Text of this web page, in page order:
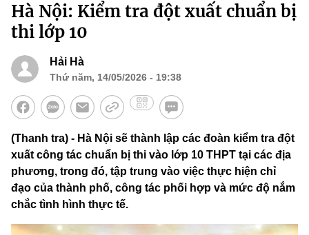
Hà Nội: Kiểm tra đột xuất chuẩn bị
thi lớp 10
Hải Hà
Thứ năm, 14/05/2026 - 19:38
(Thanh tra) - Hà Nội sẽ thành lập các đoàn kiểm tra đột
xuất công tác chuẩn bị thi vào lớp 10 THPT tại các địa
phương, trong đó, tập trung vào việc thực hiện chỉ
đạo của thành phố, công tác phối hợp và mức độ nắm
chắc tình hình thực tế.